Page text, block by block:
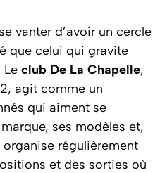
vanter d’avoir un cercle
que celui qui gravite
Le club De La Chapelle,
agit comme un
qui aiment se
ses modèles et,
régulièrement
et des sorties où